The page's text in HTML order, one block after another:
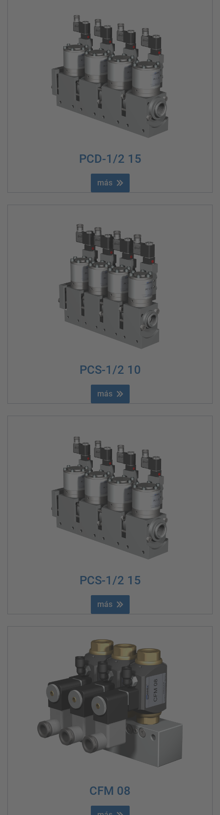
PCD-1/2 15
más
PCS-1/2 10
más
PCS-1/2 15
más
CFM 08